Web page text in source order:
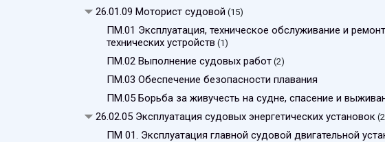
26.01.09 Моторист судовой (15)
ПМ.01 Эксплуатация, техническое обслуживание и
технических устройств (1)
ПМ.02 Выполнение судовых работ(2)
ПМ.03 Обеспечение безопасности плавания
ПМ.05 Борьба за живучесть на судне, спасение и
26.02.05 Эксплуатация судовых энергетических установок
ПМ 01. Эксплуатация главной судовой двигательной